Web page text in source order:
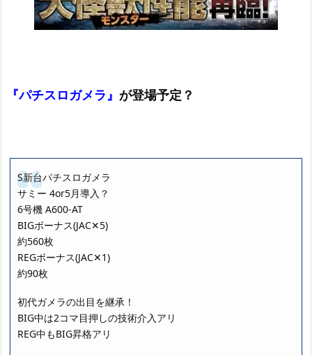
『パチスロガメラ』 が登場予定？
S新台パチスロガメラ
サミー 4or5月導入？
6号機 A600-AT
BIGボーナス(JAC✕5)
約560枚
REGボーナス(JAC✕1)
約90枚
初代ガメラの出目を継承！
BIG中は2コマ目押しの技術介入アリ
REG中もBIG昇格アリ